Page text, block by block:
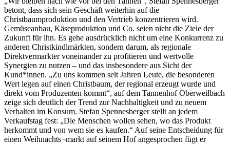
betont, dass sich sein Geschäft weiterhin auf die
Christbaumproduktion und den Vertrieb konzentrieren wird.
Gemüseanbau, Käseproduktion und Co. seien nicht die Ziele der
Zukunft für ihn. Es gehe ausdrücklich nicht um eine Konkurrenz zu
anderen Christkindlmärkten, sondern darum, als regionale
Direktvermarkter voneinander zu profitieren und wertvolle
Synergien zu nutzen – und das insbesondere aus Sicht der
Kund*innen. „Zu uns kommen seit Jahren Leute, die besonderen
Wert legen auf einen Christbaum, der regional erzeugt wurde und
direkt vom Produzenten kommt“, auf dem Tannenhof Oberweilbach
zeige sich deutlich der Trend zur Nachhaltigkeit und zu neuem
Verhalten im Konsum. Stefan Spennesberger stellt an jedem
Verkaufstag fest: „Die Menschen wollen sehen, wo das Produkt
herkommt und von wem sie es kaufen.“ Auf seine Entscheidung für
einen Weihnachts¬markt auf seinem Hof angesprochen fügt er